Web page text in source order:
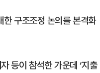
구조조정 논의를 본격화
등이 참석한 가운데 ‘지출